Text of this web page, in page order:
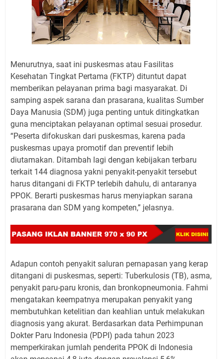
Menurutnya, saat ini puskesmas atau Fasilitas
Kesehatan Tingkat Pertama (FKTP) dituntut dapat
memberikan pelayanan prima bagi masyarakat. Di
samping aspek sarana dan prasarana, kualitas Sumber
Daya Manusia (SDM) juga penting untuk ditingkatkan
guna menciptakan pelayanan optimal sesuai prosedur.
“Peserta difokuskan dari puskesmas, karena pada
puskesmas upaya promotif dan preventif lebih
diutamakan. Ditambah lagi dengan kebijakan terbaru
terkait 144 diagnosa yakni penyakit-penyakit tersebut
harus ditangani di FKTP terlebih dahulu, di antaranya
PPOK. Berarti puskesmas harus menyiapkan sarana
prasarana dan SDM yang kompeten,” jelasnya.
Adapun contoh penyakit saluran pernapasan yang kerap
ditangani di puskesmas, seperti: Tuberkulosis (TB), asma,
penyakit paru-paru kronis, dan bronkopneumonia. Fahmi
mengatakan keempatnya merupakan penyakit yang
membutuhkan ketelitian dan keahlian untuk melakukan
diagnosis yang akurat. Berdasarkan data Perhimpunan
Dokter Paru Indonesia (PDPI) pada tahun 2023
memperkirakan jumlah penderita PPOK di Indonesia